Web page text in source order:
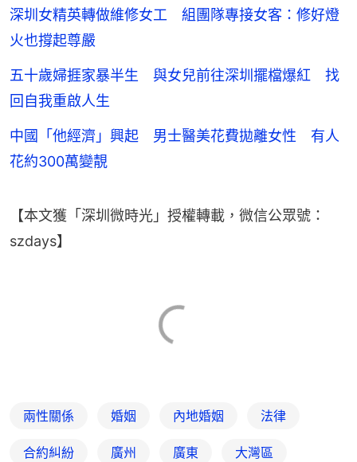
深圳女精英轉做維修女工 組團隊專接女客：修好燈
火也撐起尊嚴
五十歲婦捱家暴半生 與女兒前往深圳擺檔爆紅 找
回自我重啟人生
中國「他經濟」興起 男士醫美花費拋離女性 有人
花約300萬變靚
【本文獲「深圳微時光」授權轉載，微信公眾號：
szdays】
兩性關係 婚姻 內地婚姻 法律
合約糾紛 廣州 廣東 大灣區